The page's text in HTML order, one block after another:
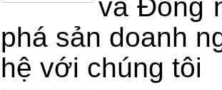
và Đồng
phá sản doanh
hệ với chúng tôi